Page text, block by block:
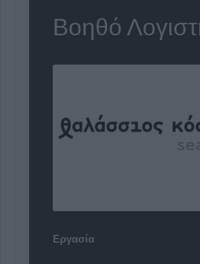
Βοηθό
Εργασία